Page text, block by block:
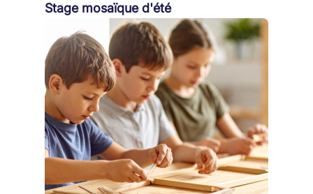
Stage mosaïque d'été